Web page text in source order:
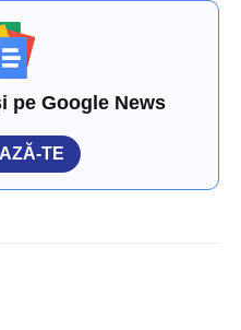
pe Google News
TE